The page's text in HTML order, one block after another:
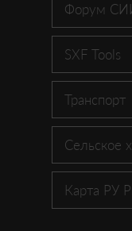
Форум
SXF Tools
Транспорт
Сельское
Карта РУ